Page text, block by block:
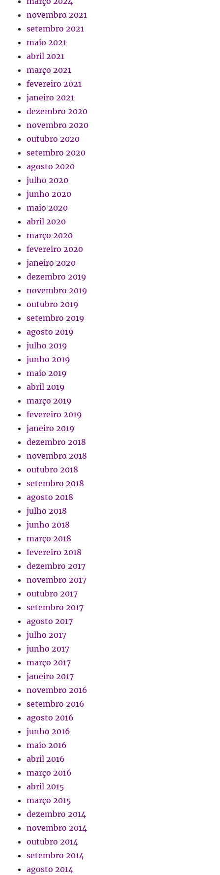
novembro 2021
setembro 2021
maio 2021
abril 2021
março 2021
fevereiro 2021
janeiro 2021
dezembro 2020
novembro 2020
outubro 2020
setembro 2020
agosto 2020
julho 2020
junho 2020
maio 2020
abril 2020
março 2020
fevereiro 2020
janeiro 2020
dezembro 2019
novembro 2019
outubro 2019
setembro 2019
agosto 2019
julho 2019
junho 2019
maio 2019
abril 2019
março 2019
fevereiro 2019
janeiro 2019
dezembro 2018
novembro 2018
outubro 2018
setembro 2018
agosto 2018
julho 2018
junho 2018
março 2018
fevereiro 2018
dezembro 2017
novembro 2017
outubro 2017
setembro 2017
agosto 2017
julho 2017
junho 2017
março 2017
janeiro 2017
novembro 2016
setembro 2016
agosto 2016
junho 2016
maio 2016
abril 2016
março 2016
abril 2015
março 2015
dezembro 2014
novembro 2014
outubro 2014
setembro 2014
agosto 2014